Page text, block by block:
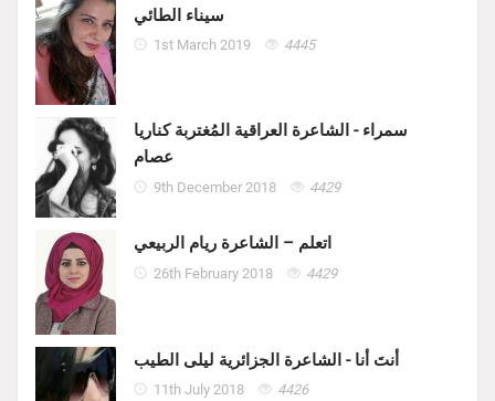
سيناء الطائي
1st March 2019 4445
سمراء - الشاعرة العراقية المُغتربة كناريا
عصام
9th December 2018 4429
اتعلم – الشاعرة ريام الربيعي
26th February 2018 4429
أنتَ أنا - الشاعرة الجزائرية ليلى الطيب
11th July 2018 4426